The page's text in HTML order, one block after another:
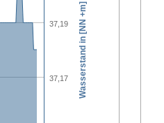
Wasserstand in [NN +m]
37,17
37,19